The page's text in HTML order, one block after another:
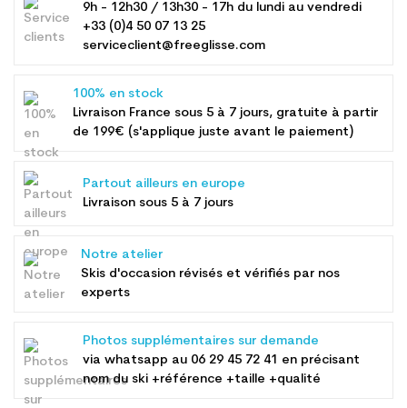
9h - 12h30 / 13h30 - 17h du lundi au vendredi
+33 (0)4 50 07 13 25
serviceclient@freeglisse.com
100% en stock
Livraison France sous 5 à 7 jours, gratuite à partir
de 199€ (s'applique juste avant le paiement)
Partout ailleurs en europe
Livraison sous 5 à 7 jours
Notre atelier
Skis d'occasion révisés et vérifiés par nos
experts
Photos supplémentaires sur demande
via whatsapp au 06 29 45 72 41 en précisant
nom du ski +référence +taille +qualité